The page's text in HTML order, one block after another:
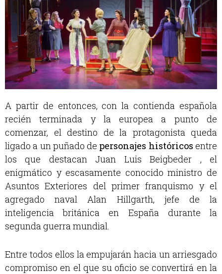
A partir de entonces, con la contienda española
recién terminada y la europea a punto de
comenzar, el destino de la protagonista queda
ligado a un puñado de personajes históricos entre
los que destacan Juan Luis Beigbeder , el
enigmático y escasamente conocido ministro de
Asuntos Exteriores del primer franquismo y el
agregado naval Alan Hillgarth, jefe de la
inteligencia británica en España durante la
segunda guerra mundial.
Entre todos ellos la empujarán hacia un arriesgado
compromiso en el que su oficio se convertirá en la